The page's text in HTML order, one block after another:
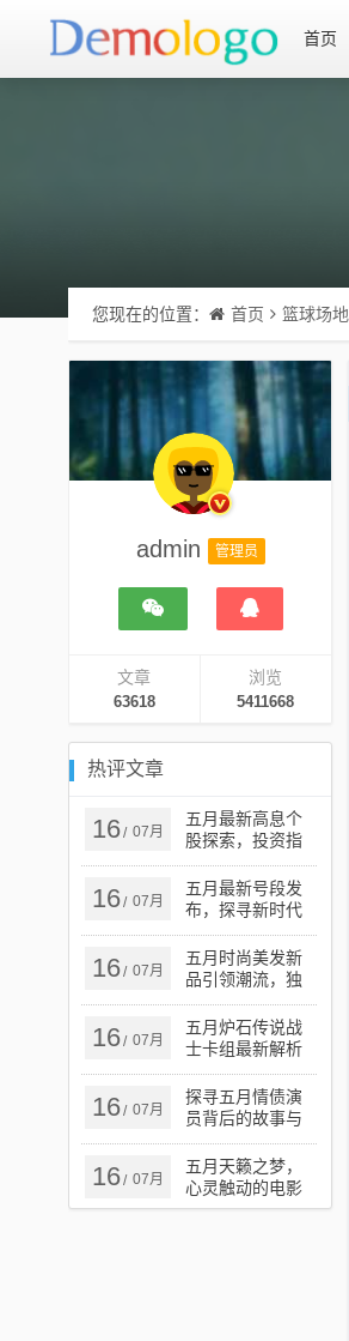
首页
您现在的位置： 首页 篮球场地
admin 管理员
文章
63618
浏览
5411668
热评文章
16/ 07月
五月最新高息个
股探索，投资指
南与热门选择
16/ 07月
五月最新号段发
布，探寻新时代
的机遇与挑战
16/ 07月
五月时尚美发新
品引领潮流，独
特魅力展现秀发
风采
16/ 07月
五月炉石传说战
士卡组最新解析
与攻略
16/ 07月
探寻五月情债演
员背后的故事与
演技魅力
16/ 07月
五月天籁之梦，
心灵触动的电影
之旅